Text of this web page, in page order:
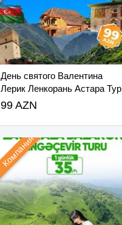
День святого Валентина
Лерик Ленкорань Астара Тур
99 AZN
Компания